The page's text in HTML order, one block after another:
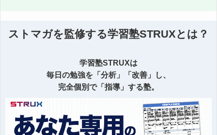
ストマガを監修する学習塾STRUXとは？
学習塾STRUXは
毎日の勉強を「分析」「改善」し、
完全個別で「指導」する塾。